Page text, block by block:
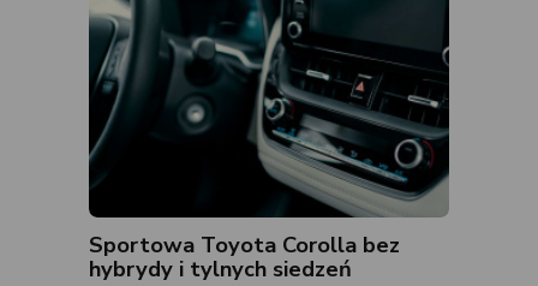
Sportowa Toyota Corolla bez
hybrydy i tylnych siedzeń